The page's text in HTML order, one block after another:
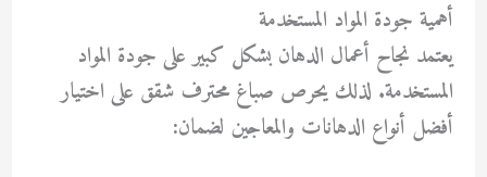
أهمية جودة المواد المستخدمة
يعتمد نجاح أعمال الدهان بشكل كبير على جودة المواد
المستخدمة. لذلك يحرص صباغ محترف شقق على اختيار
أفضل أنواع الدهانات والمعاجين لضمان: